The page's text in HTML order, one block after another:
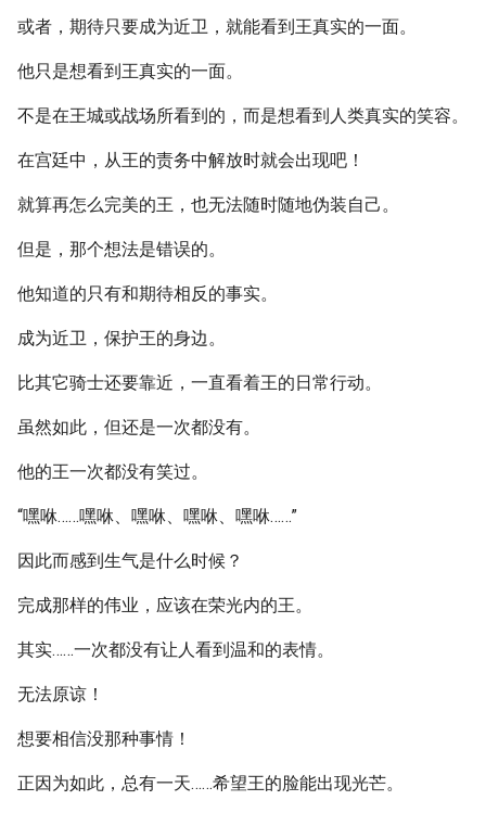
或者，期待只要成为近卫，就能看到王真实的一面。
他只是想看到王真实的一面。
不是在王城或战场所看到的，而是想看到人类真实的笑容。
在宫廷中，从王的责务中解放时就会出现吧！
就算再怎么完美的王，也无法随时随地伪装自己。
但是，那个想法是错误的。
他知道的只有和期待相反的事实。
成为近卫，保护王的身边。
比其它骑士还要靠近，一直看着王的日常行动。
虽然如此，但还是一次都没有。
他的王一次都没有笑过。
“嘿咻……嘿咻、嘿咻、嘿咻、嘿咻……”
因此而感到生气是什么时候？
完成那样的伟业，应该在荣光内的王。
其实……一次都没有让人看到温和的表情。
无法原谅！
想要相信没那种事情！
正因为如此，总有一天……希望王的脸能出现光芒。